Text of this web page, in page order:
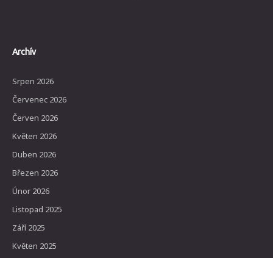
Archív
Srpen 2026
Červenec 2026
Červen 2026
Květen 2026
Duben 2026
Březen 2026
Únor 2026
Listopad 2025
Září 2025
Květen 2025